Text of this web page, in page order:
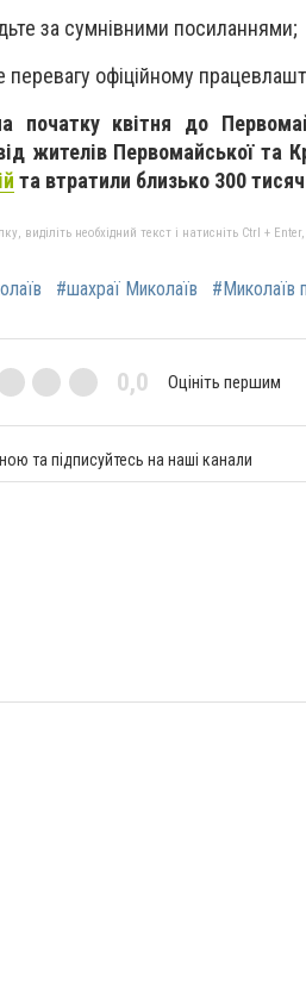
за сумнівними посиланнями;
перевагу офіційному
квітня до
жителів Первомайської та
та втратили близько 300
виділіть необхідний текст і натисніть Ctrl +
#шахраї Миколаїв #Миколаїв
0,0 Оцініть першим
та підписуйтесь на наші канали